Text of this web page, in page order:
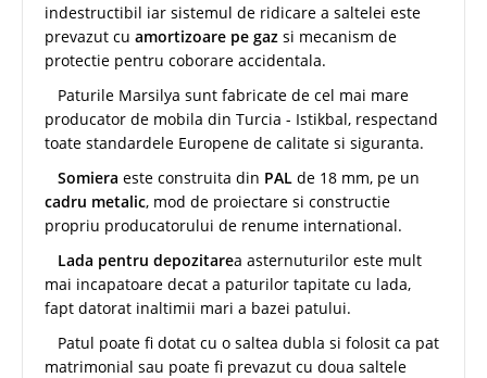
indestructibil iar sistemul de ridicare a saltelei este
prevazut cu amortizoare pe gaz si mecanism de
protectie pentru coborare accidentala.
Paturile Marsilya sunt fabricate de cel mai mare
producator de mobila din Turcia - Istikbal, respectand
toate standardele Europene de calitate si siguranta.
Somiera este construita din PAL de 18 mm, pe un
cadru metalic, mod de proiectare si constructie
propriu producatorului de renume international.
Lada pentru depozitarea asternuturilor este mult
mai incapatoare decat a paturilor tapitate cu lada,
fapt datorat inaltimii mari a bazei patului.
Patul poate fi dotat cu o saltea dubla si folosit ca pat
matrimonial sau poate fi prevazut cu doua saltele